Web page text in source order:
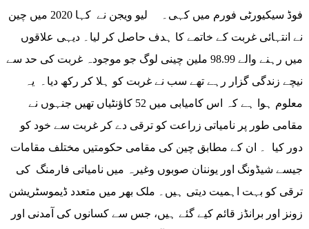
فوڈ سیکیورٹی فورم میں کہی۔ لیو ویجن نے کہا 2020 میں چین
نے انتہائی غربت کے خاتمے کا ہدف حاصل کر لیا۔ دیہی علاقوں
میں رہنے والے 98.99 ملین چینی لوگ جو موجودہ غربت کی حد سے
نیچے زندگی گزار رہے تھے سب نے غربت کو ہلا کر رکھ دیا۔ یہ
معلوم ہوا ہے کہ اس کامیابی میں 52 کاؤنٹیاں تھیں جنہوں نے
مقامی طور پر نامیاتی زراعت کو ترقی دے کر غربت سے خود کو
دور کیا ۔ ان کے مطابق چین کی مقامی حکومتیں مختلف مقامات
جیسے شیڈونگ اور یوننان صوبوں وغیرہ میں نامیاتی فارمنگ کی
ترقی کو بہت اہمیت دیتی ہیں۔ ملک بھر میں متعدد ڈیموسٹریشن
زونز اور برانڈز قائم کیے گئے ہیں، جس سے کسانوں کی آمدنی اور